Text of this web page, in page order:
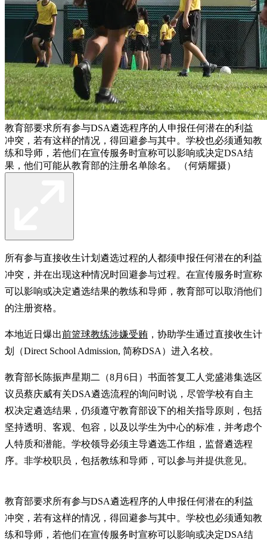
教育部要求所有参与DSA遴选程序的人申报任何潜在的利益
冲突，若有这样的情况，得回避参与其中。学校也必须通知教
练和导师，若他们在宣传服务时宣称可以影响或决定DSA结
果，他们可能从教育部的注册名单除名。 （何炳耀摄）
所有参与直接收生计划遴选过程的人都须申报任何潜在的利益
冲突，并在出现这种情况时回避参与过程。在宣传服务时宣称
可以影响或决定遴选结果的教练和导师，教育部可以取消他们
的注册资格。
本地近日爆出前篮球教练涉嫌受贿 ，协助学生通过直接收生计
划（Direct School Admission, 简称DSA）进入名校。
教育部长陈振声星期二（8月6日）书面答复工人党盛港集选区
议员蔡庆威有关DSA遴选流程的询问时说，尽管学校有自主
权决定遴选结果，仍须遵守教育部设下的相关指导原则，包括
坚持透明、客观、包容，以及以学生为中心的标准，并考虑个
人特质和潜能。学校领导必须主导遴选工作组，监督遴选程
序。非学校职员，包括教练和导师，可以参与并提供意见。
教育部要求所有参与DSA遴选程序的人申报任何潜在的利益
冲突，若有这样的情况，得回避参与其中。学校也必须通知教
练和导师，若他们在宣传服务时宣称可以影响或决定DSA结